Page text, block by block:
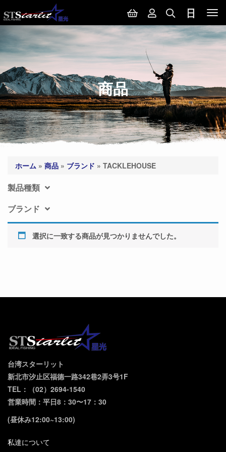
商品
ホーム » 商品 » ブランド » TACKLEHOUSE
製品種類
ブランド
選択に一致する商品が見つかりませんでした。
台湾スターリット
新北市汐止区福德一路342巷2弄3号1F
TEL：（02）2694-1540
営業時間：平日8：30〜17：30
(昼休み12:00~13:00)
私達について